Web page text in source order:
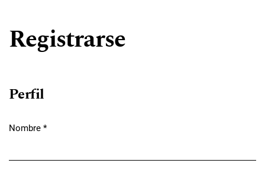
Registrarse
Perfil
Nombre *